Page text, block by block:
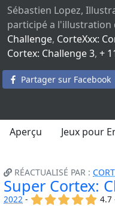
Sébastien Lopez,
participé a l'illustration
Challenge, CorteXxx:
Cortex: Challenge 3, +
Partager sur Facebook
Aperçu Jeux pour
RÉACTUALISÉ PAR :
Super Cortex:
2022 - (x) (x) (x) (x) (x)
4.7